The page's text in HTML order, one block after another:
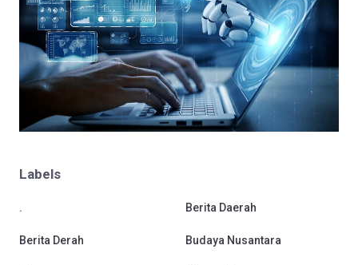
Labels
. Berita Daerah
Berita Derah Budaya Nusantara